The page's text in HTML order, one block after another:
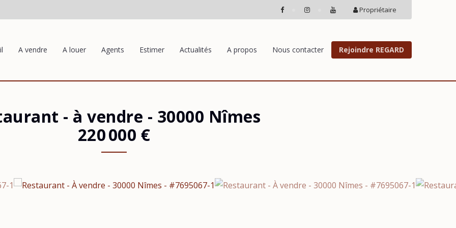
Propriétaire
A vendre A louer Agents Estimer Actualités A propos Nous contacter Rejoindre REGARD
- à vendre - 30000 Nîmes
220 000 €